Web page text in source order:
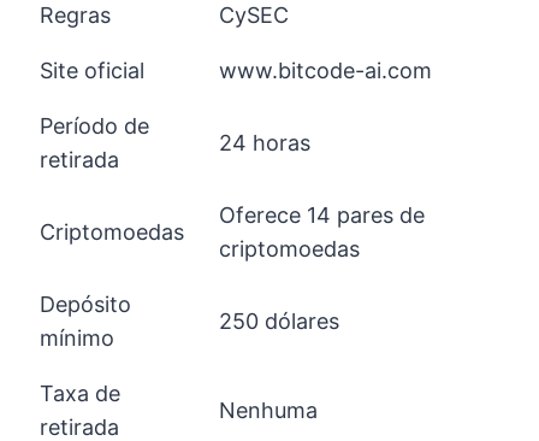
Regras CySEC
Site oficial www.bitcode-ai.com
Período de
retirada
24 horas
Criptomoedas
Oferece 14 pares de
criptomoedas
Depósito
mínimo
250 dólares
Taxa de
retirada
Nenhuma